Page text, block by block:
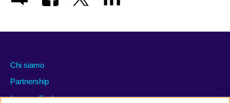
Chi siamo
Partnership
Insegna l’inglese